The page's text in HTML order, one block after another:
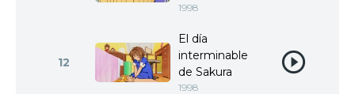
1998
12
El día
interminable
de Sakura
1998